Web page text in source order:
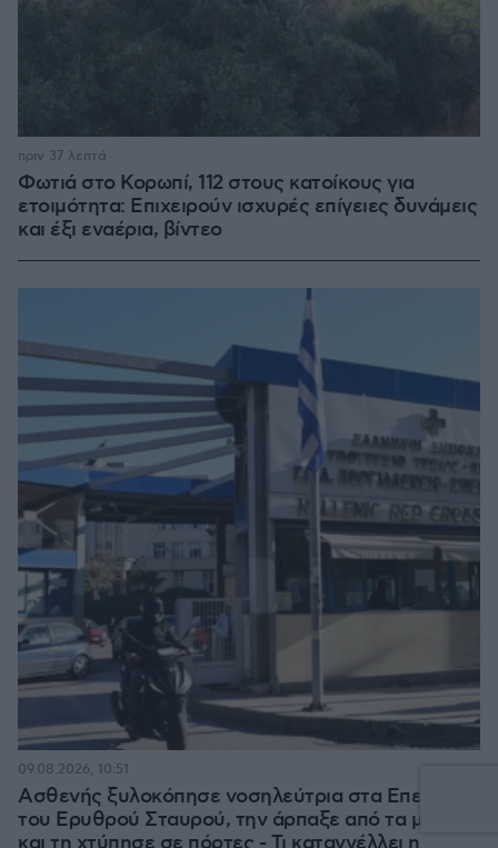
Φωτιά στο Κορωπί, 112 στους κατοίκους για
ετοιμότητα: Επιχειρούν ισχυρές επίγειες δυνάμεις
και έξι εναέρια, βίντεο
πριν 37 λεπτά
Ασθενής ξυλοκόπησε νοσηλεύτρια στα Επείγοντα
του Ερυθρού Σταυρού, την άρπαξε από τα μαλλιά
09.08.2026, 10:51